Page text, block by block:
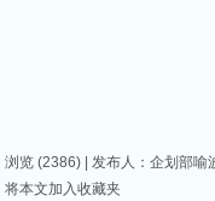
浏览 (2386) | 发布人： 企划部喻
将本文加入收藏夹